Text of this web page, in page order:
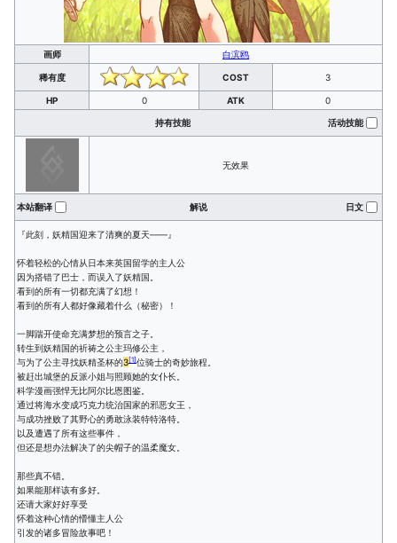
画师 白滨鸥
稀有度 COST 3
HP 0 ATK 0
持有技能 活动技能
无效果
本站翻译 解说 日文
『此刻，妖精国迎来了清爽的夏天——』
怀着轻松的心情从日本来英国留学的主人公
因为搭错了巴士，而误入了妖精国。
看到的所有一切都充满了幻想！
看到的所有人都好像藏着什么（秘密）！
一脚踹开使命充满梦想的预言之子。
转生到妖精国的祈祷之公主玛修公主，
与为了公主寻找妖精圣杯的3[1]位骑士的奇妙旅程。
被赶出城堡的反派小姐与照顾她的女仆长。
科学漫画强悍无比阿尔比恩图鉴。
通过将海水变成巧克力统治国家的邪恶女王，
与成功挫败了其野心的勇敢泳装特特洛特。
以及遭遇了所有这些事件，
但还是想办法解决了的尖帽子的温柔魔女。
那些真不错。
如果能那样该有多好。
还请大家好好享受
怀着这种心情的懵懂主人公
引发的诸多冒险故事吧！